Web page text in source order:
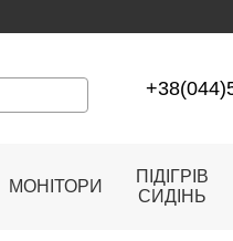
МОНІТОРИ
ПІДІГРІВ
СИДІНЬ